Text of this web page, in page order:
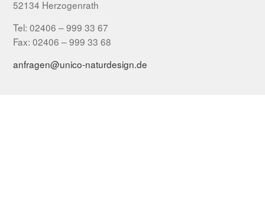
52134 Herzogenrath
Tel: 02406 – 999 33 67
Fax: 02406 – 999 33 68
anfragen@unico-naturdesign.de